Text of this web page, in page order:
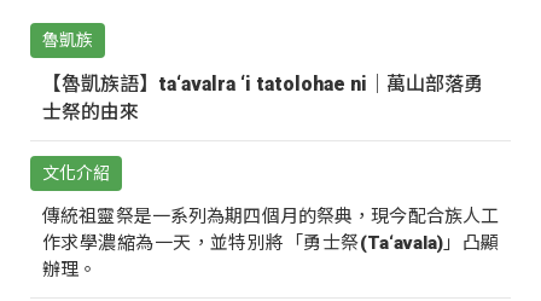
魯凱族
【魯凱族語】ta‘avalra ‘i tatolohae ni｜萬山部落勇
士祭的由來
文化介紹
傳統祖靈祭是一系列為期四個月的祭典，現今配合族人工
作求學濃縮為一天，並特別將「勇士祭(Ta‘avala)」凸顯
辦理。